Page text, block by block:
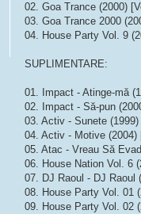
02. Goa Trance (2000)
03. Goa Trance 2000
04. House Party Vol. 9
SUPLIMENTARE:
01. Impact - Atinge-mă
02. Impact - Să-pun
03. Activ - Sunete
04. Activ - Motive (2004)
05. Atac - Vreau Să
06. House Nation Vol. 6
07. DJ Raoul - DJ Raoul
08. House Party Vol. 01
09. House Party Vol. 02